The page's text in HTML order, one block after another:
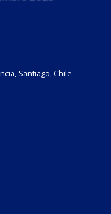
Santiago, Chile